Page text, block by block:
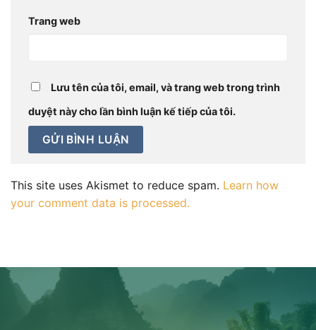
Trang web
Lưu tên của tôi, email, và trang web trong trình
duyệt này cho lần bình luận kế tiếp của tôi.
This site uses Akismet to reduce spam. Learn how
your comment data is processed.